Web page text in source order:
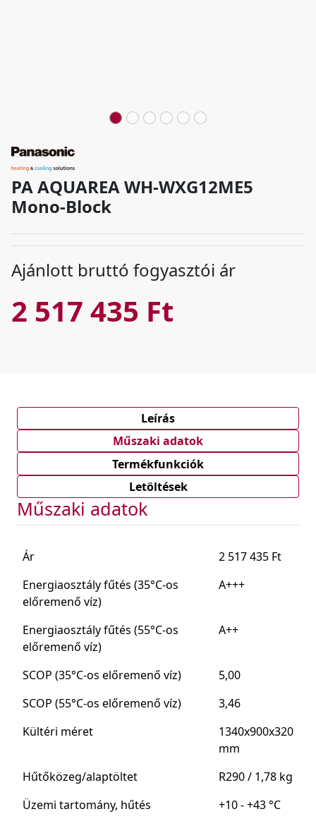
PA AQUAREA WH-WXG12ME5
Mono-Block
Ajánlott bruttó fogyasztói ár
2 517 435 Ft
Leírás
Műszaki adatok
Termékfunkciók
Letöltések
Műszaki adatok
Ár
2 517 435 Ft
Energiaosztály fűtés (35°C-os
előremenő víz)
A+++
Energiaosztály fűtés (55°C-os
előremenő víz)
A++
SCOP (35°C-os előremenő víz)
5,00
SCOP (55°C-os előremenő víz)
3,46
Kültéri méret
1340x900x320
mm
Hűtőközeg/alaptöltet
R290 / 1,78 kg
Üzemi tartomány, hűtés
+10 - +43 °C